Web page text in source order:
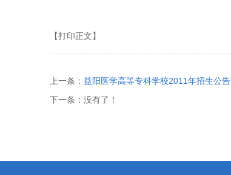
【打印正文】
上一条： 益阳医学高等专科学校2011年招生公告
下一条：没有了！